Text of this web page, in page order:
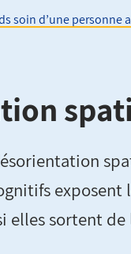
soin d’une
exposent
elles sortent de